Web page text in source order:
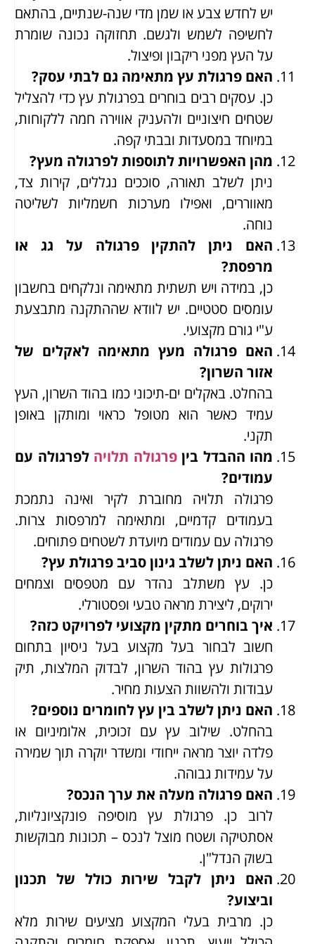
יש לחדש צבע או שמן מדי שנה-שנתיים, בהתאם
לחשיפה לשמש ולגשם. תחזוקה נכונה שומרת
על העץ מפני ריקבון ופיצול.
האם פרגולת עץ מתאימה גם לבתי עסק?
כן. עסקים רבים בוחרים בפרגולת עץ כדי להצליל
שטחים חיצוניים ולהעניק אווירה חמה ללקוחות,
במיוחד במסעדות ובבתי קפה.
מהן האפשרויות לתוספות לפרגולה מעץ?
ניתן לשלב תאורה, סוככים נגללים, קירות צד,
מאווררים, ואפילו מערכות חשמליות לשליטה
נוחה.
האם ניתן להתקין פרגולה על גג או
מרפסת?
כן, במידה ויש תשתית מתאימה ונלקחים בחשבון
עומסים סטטיים. יש לוודא שההתקנה מתבצעת
ע"י גורם מקצועי.
האם פרגולה מעץ מתאימה לאקלים של
אזור השרון?
בהחלט. באקלים ים-תיכוני כמו בהוד השרון, העץ
עמיד כאשר הוא מטופל כראוי ומותקן באופן
תקני.
מהו ההבדל ביןפרגולה תלויה לפרגולה עם
עמודים?
פרגולה תלויה מחוברת לקיר ואינה נתמכת
בעמודים קדמיים, ומתאימה למרפסות צרות.
פרגולה עם עמודים מיועדת לשטחים פתוחים.
האם ניתן לשלב גינון סביב פרגולת עץ?
כן. עץ משתלב נהדר עם מטפסים וצמחים
ירוקים, ליצירת מראה טבעי ופסטורלי.
איך בוחרים מתקין מקצועי לפרויקט כזה?
חשוב לבחור בעל מקצוע בעל ניסיון בתחום
פרגולות עץ בהוד השרון, לבדוק המלצות, תיק
עבודות ולהשוות הצעות מחיר.
האם ניתן לשלב בין עץ לחומרים נוספים?
בהחלט. שילוב עץ עם זכוכית, אלומיניום או
פלדה יוצר מראה ייחודי ומשדר יוקרה תוך שמירה
על עמידות גבוהה.
האם פרגולה מעלה את ערך הנכס?
לרוב כן. פרגולת עץ מוסיפה פונקציונליות,
אסתטיקה ושטח מוצל לנכס – תכונות מבוקשות
בשוק הנדל"ן.
האם ניתן לקבל שירות כולל של תכנון
וביצוע?
כן. מרבית בעלי המקצוע מציעים שירות מלא